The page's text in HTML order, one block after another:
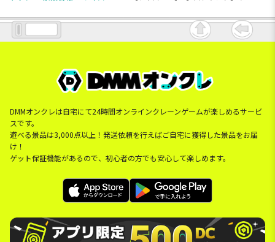
DMMオンクレは自宅にて24時間オンラインクレーンゲームが楽しめるサービ
スです。
遊べる景品は3,000点以上！発送依頼を行えばご自宅に獲得した景品をお届
け！
ゲット保証機能があるので、初心者の方でも安心して楽しめます。